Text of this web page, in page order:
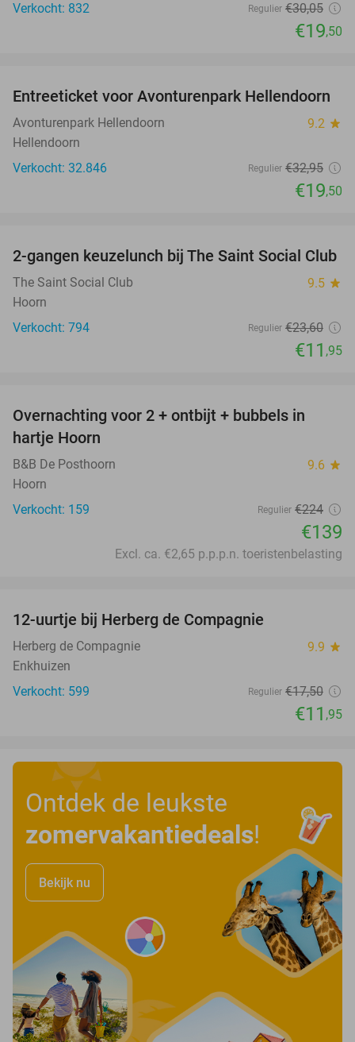
Verkocht: 832
Regulier €30,05
€19,50
41%
Entreeticket voor Avonturenpark Hellendoorn
Avonturenpark Hellendoorn 9.2 star
Hellendoorn
Verkocht: 32.846
Regulier €32,95
€19,50
49%
2-gangen keuzelunch bij The Saint Social Club
The Saint Social Club 9.5 star
Hoorn
Verkocht: 794
Regulier €23,60
€11 ,95
Overnachting voor 2 + ontbijt + bubbels in
hartje Hoorn
B&B De Posthoorn 9.6 star
Hoorn
Verkocht: 159
Regulier €224
€139
Excl. ca. €2,65 p.p.p.n. toeristenbelasting
12-uurtje bij Herberg de Compagnie
Herberg de Compagnie 9.9 star
Enkhuizen
Verkocht: 599
Regulier €17,50
€11 ,95
Ontdek de leukste
zomervakantiedeals!
Bekijk nu